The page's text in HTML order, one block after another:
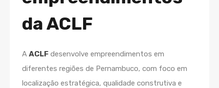
da ACLF
A ACLF desenvolve empreendimentos em
diferentes regiões de Pernambuco, com foco em
localização estratégica, qualidade construtiva e